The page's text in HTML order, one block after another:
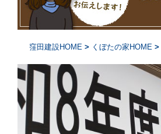
窪田建設HOME > くぼたの家HOME >